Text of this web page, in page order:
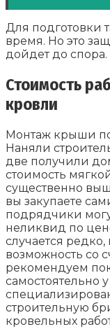
Для подготовки
время. Но это
дойдет до спора.
Стоимость
кровли
Монтаж крыши
Наняли
две получили
стоимость
существенно
вы закупаете
подрядчики
неликвид по
случается
возможность со
рекомендуем
самостоятельно
строительную
кровельных